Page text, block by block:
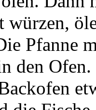
würzen,
Pfanne
den Ofen.